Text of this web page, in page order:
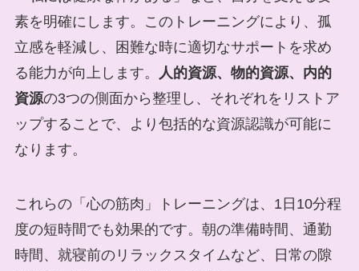
素を明確にします。このトレーニングにより、孤
立感を軽減し、困難な時に適切なサポートを求め
る能力が向上します。
人的資源、物的資源、内的
資源の3つの側面から整理し、それぞれをリストア
ップすることで、より包括的な資源認識が可能に
なります。
これらの「心の筋肉」トレーニングは、1日10分程
度の短時間でも効果的です。朝の準備時間、通勤
時間、就寝前のリラックスタイムなど、日常の隙